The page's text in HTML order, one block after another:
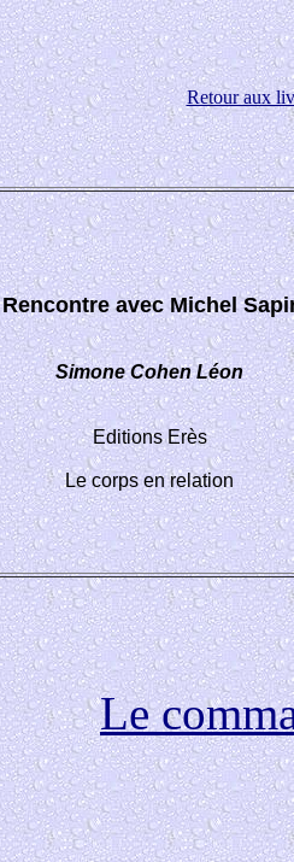
Retour aux
Rencontre avec Michel
Simone Cohen Léon
Editions Erès
Le corps en relation
Le